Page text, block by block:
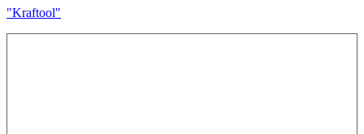
"Kraftool"